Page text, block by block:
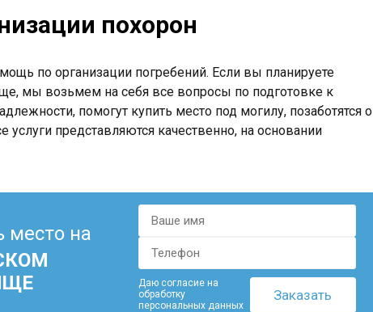
похорон
по организации погребений. Если вы планируете
мы возьмем на себя все вопросы по подготовке к
помогут купить место под могилу, позаботятся о
представляются качественно, на основании
место на
Даю согласие на
обработку
персональных данных